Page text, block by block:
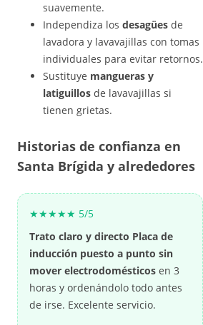
suavemente.
Independiza los desagües de
lavadora y lavavajillas con tomas
individuales para evitar retornos.
Sustituye mangueras y
latiguillos de lavavajillas si
tienen grietas.
Historias de confianza en
Santa Brígida y alrededores
★★★★★ 5/5
Trato claro y directo Placa de
inducción puesto a punto sin
mover electrodomésticos en 3
horas y ordenándolo todo antes
de irse. Excelente servicio.